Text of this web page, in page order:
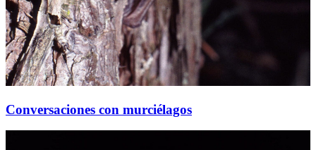
Conversaciones con murciélagos